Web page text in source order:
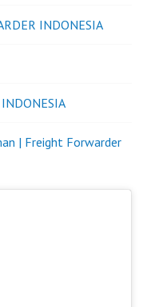
INDONESIA
| Freight Forwarder